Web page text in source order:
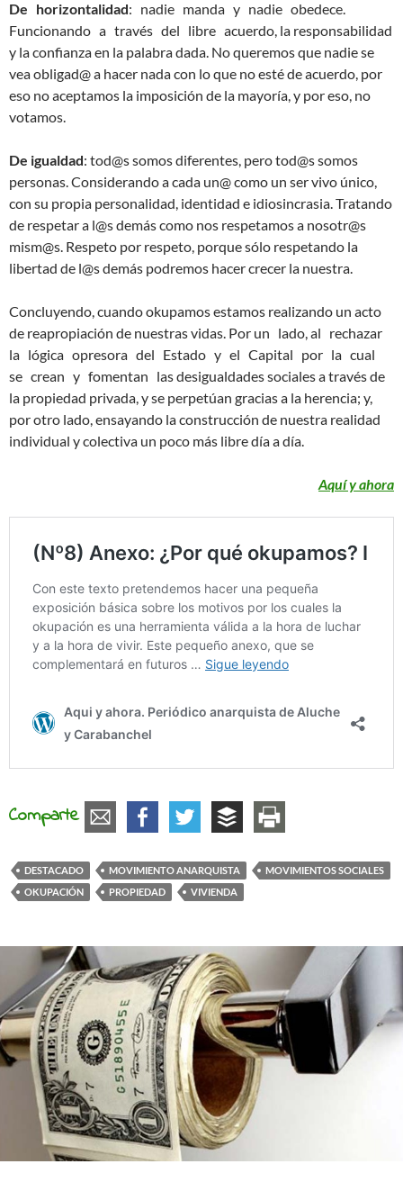
De horizontalidad: nadie manda y nadie obedece.
Funcionando a través del libre acuerdo, la responsabilidad
y la confianza en la palabra dada. No queremos que nadie se
vea obligad@ a hacer nada con lo que no esté de acuerdo, por
eso no aceptamos la imposición de la mayoría, y por eso, no
votamos.
De igualdad: tod@s somos diferentes, pero tod@s somos
personas. Considerando a cada un@ como un ser vivo único,
con su propia personalidad, identidad e idiosincrasia. Tratando
de respetar a l@s demás como nos respetamos a nosotr@s
mism@s. Respeto por respeto, porque sólo respetando la
libertad de l@s demás podremos hacer crecer la nuestra.
Concluyendo, cuando okupamos estamos realizando un acto
de reapropiación de nuestras vidas. Por un lado, al rechazar
la lógica opresora del Estado y el Capital por la cual
se crean y fomentan las desigualdades sociales a través de
la propiedad privada, y se perpetúan gracias a la herencia; y,
por otro lado, ensayando la construcción de nuestra realidad
individual y colectiva un poco más libre día a día.
Aquí y ahora
Comparte
DESTACADO MOVIMIENTO ANARQUISTA
MOVIMIENTOS SOCIALES
OKUPACIÓN
PROPIEDAD VIVIENDA